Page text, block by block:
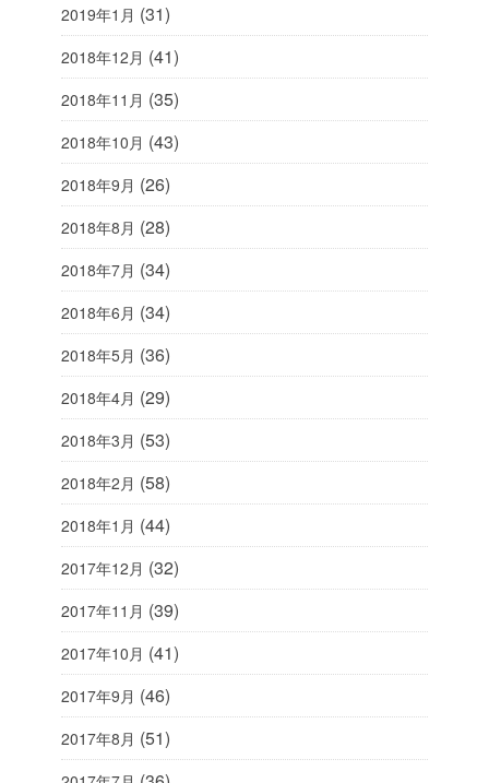
2019年1月 (31)
2018年12月 (41)
2018年11月 (35)
2018年10月 (43)
2018年9月 (26)
2018年8月 (28)
2018年7月 (34)
2018年6月 (34)
2018年5月 (36)
2018年4月 (29)
2018年3月 (53)
2018年2月 (58)
2018年1月 (44)
2017年12月 (32)
2017年11月 (39)
2017年10月 (41)
2017年9月 (46)
2017年8月 (51)